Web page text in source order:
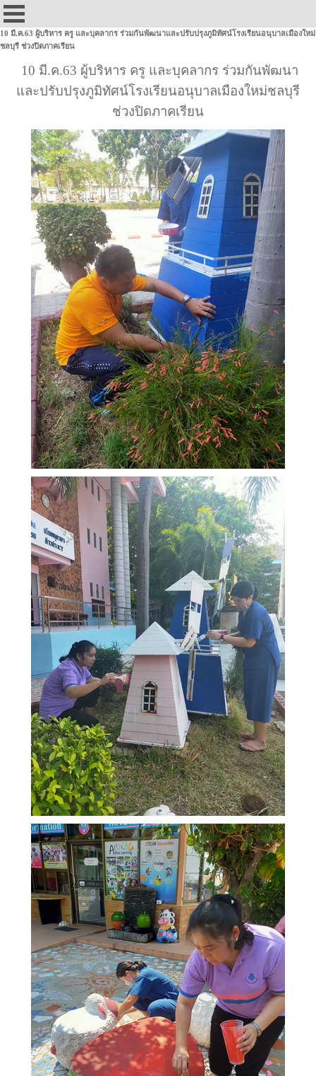
10 มี.ค.63 ผู้บริหาร ครู และบุคลากร ร่วมกันพัฒนาและปรับปรุงภูมิทัศน์โรงเรียนอนุบาลเมืองใหม่
ชลบุรี ช่วงปิดภาคเรียน
10 มี.ค.63 ผู้บริหาร ครู และบุคลากร ร่วมกันพัฒนา
และปรับปรุงภูมิทัศน์โรงเรียนอนุบาลเมืองใหม่ชลบุรี
ช่วงปิดภาคเรียน